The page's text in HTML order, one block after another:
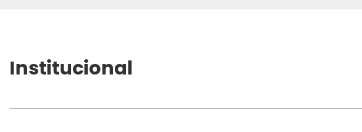
Institucional